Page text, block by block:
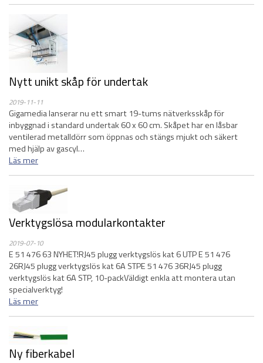
Nytt unikt skåp för undertak
2019-11-11
Gigamedia lanserar nu ett smart 19-tums nätverksskåp för
inbyggnad i standard undertak 60 x 60 cm. Skåpet har en låsbar
ventilerad metalldörr som öppnas och stängs mjukt och säkert
med hjälp av gascyl…
Läs mer
Verktygslösa modularkontakter
2019-07-10
E 51 476 63 NYHET!RJ45 plugg verktygslös kat 6 UTP E 51 476
26RJ45 plugg verktygslös kat 6A STPE 51 476 36RJ45 plugg
verktygslös kat 6A STP, 10-packVäldigt enkla att montera utan
specialverktyg!
Läs mer
Ny fiberkabel